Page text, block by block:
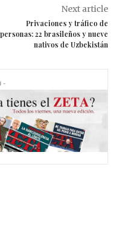
Next article
Privaciones y tráfico de
personas: 22 brasileños y nueve
nativos de Uzbekistán
-